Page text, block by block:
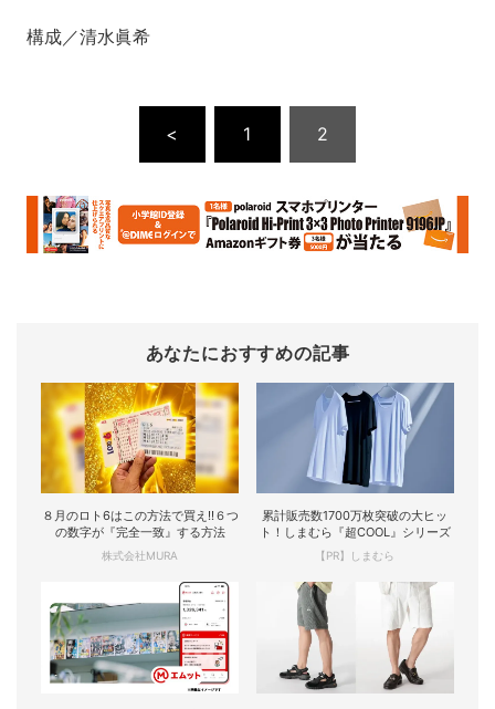
構成／清水眞希
< 1 2
あなたにおすすめの記事
８月のロト6はこの方法で買え!!６つ
の数字が『完全一致』する方法
株式会社MURA
累計販売数1700万枚突破の大ヒッ
ト！しまむら『超COOL』シリーズ
【PR】しまむら